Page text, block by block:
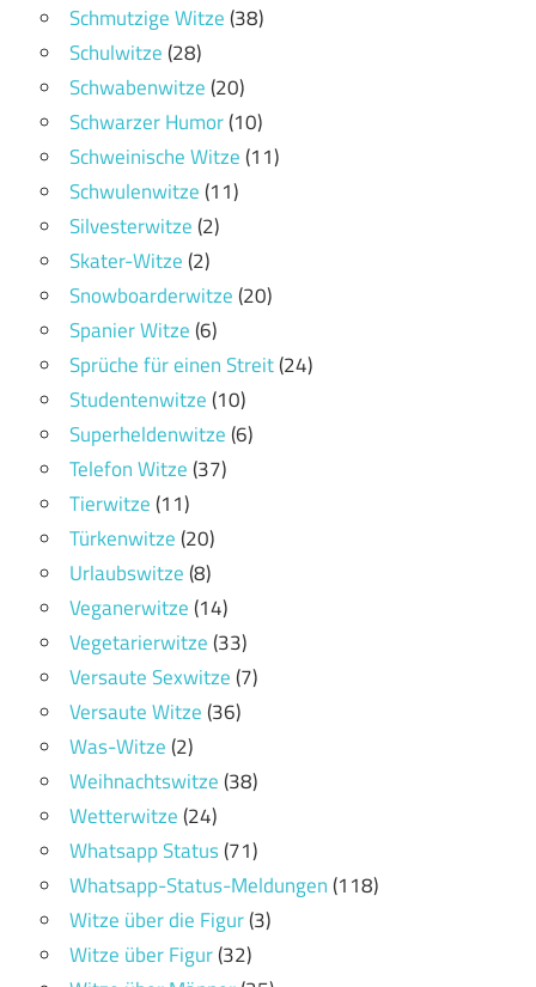
Schmutzige Witze(38)
Schulwitze(28)
Schwabenwitze(20)
Schwarzer Humor(10)
Schweinische Witze(11)
Schwulenwitze(11)
Silvesterwitze(2)
Skater-Witze(2)
Snowboarderwitze(20)
Spanier Witze(6)
Sprüche für einen Streit(24)
Studentenwitze(10)
Superheldenwitze(6)
Telefon Witze(37)
Tierwitze(11)
Türkenwitze(20)
Urlaubswitze(8)
Veganerwitze(14)
Vegetarierwitze(33)
Versaute Sexwitze(7)
Versaute Witze(36)
Was-Witze(2)
Weihnachtswitze(38)
Wetterwitze(24)
Whatsapp Status(71)
Whatsapp-Status-Meldungen(118)
Witze über die Figur(3)
Witze über Figur(32)